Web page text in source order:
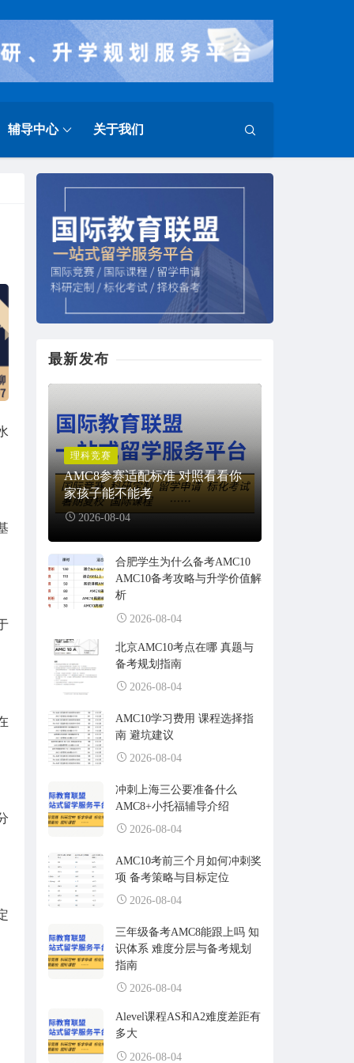
辅导中心 关于我们
最新发布
理科竞赛
AMC8参赛适配标准 对照看看你
家孩子能不能考
2026-08-04
合肥学生为什么备考AMC10
AMC10备考攻略与升学价值解
析
2026-08-04
北京AMC10考点在哪 真题与
备考规划指南
2026-08-04
AMC10学习费用 课程选择指
南 避坑建议
2026-08-04
冲刺上海三公要准备什么
AMC8+小托福辅导介绍
2026-08-04
AMC10考前三个月如何冲刺奖
项 备考策略与目标定位
2026-08-04
三年级备考AMC8能跟上吗 知
识体系 难度分层与备考规划
指南
2026-08-04
Alevel课程AS和A2难度差距有
多大
2026-08-04